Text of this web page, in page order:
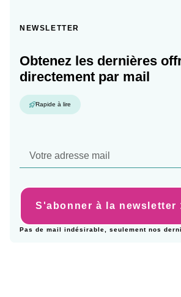
NEWSLETTER
Obtenez les dernières
directement par mail
Rapide à lire
S'abonner à la newsletter
Pas de mail indésirable, seulement nos